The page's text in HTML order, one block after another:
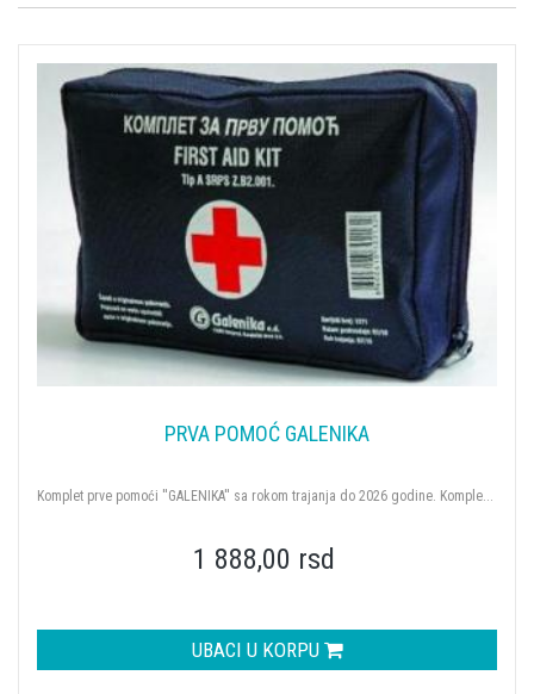
PRVA POMOĆ GALENIKA
Komplet prve pomoći ''GALENIKA'' sa rokom trajanja do 2026 godine. Komple...
1 888,00 rsd
UBACI U KORPU